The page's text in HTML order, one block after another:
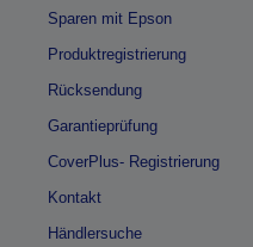
Sparen mit Epson
Produktregistrierung
Rücksendung
Garantieprüfung
CoverPlus- Registrierung
Kontakt
Händlersuche